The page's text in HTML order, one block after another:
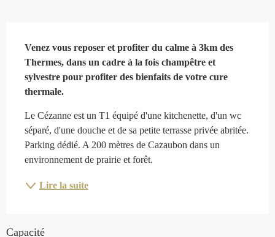
Venez vous reposer et profiter du calme à 3km des
Thermes, dans un cadre à la fois champêtre et
sylvestre pour profiter des bienfaits de votre cure
thermale.
Le Cézanne est un T1 équipé d'une kitchenette, d'un wc
séparé, d'une douche et de sa petite terrasse privée abritée.
Parking dédié. A 200 mètres de Cazaubon dans un
environnement de prairie et forêt.
Lire la suite
Capacité